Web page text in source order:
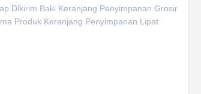
Dikirim Baki Keranjang Penyimpanan Grosir
Produk Keranjang Penyimpanan Lipat